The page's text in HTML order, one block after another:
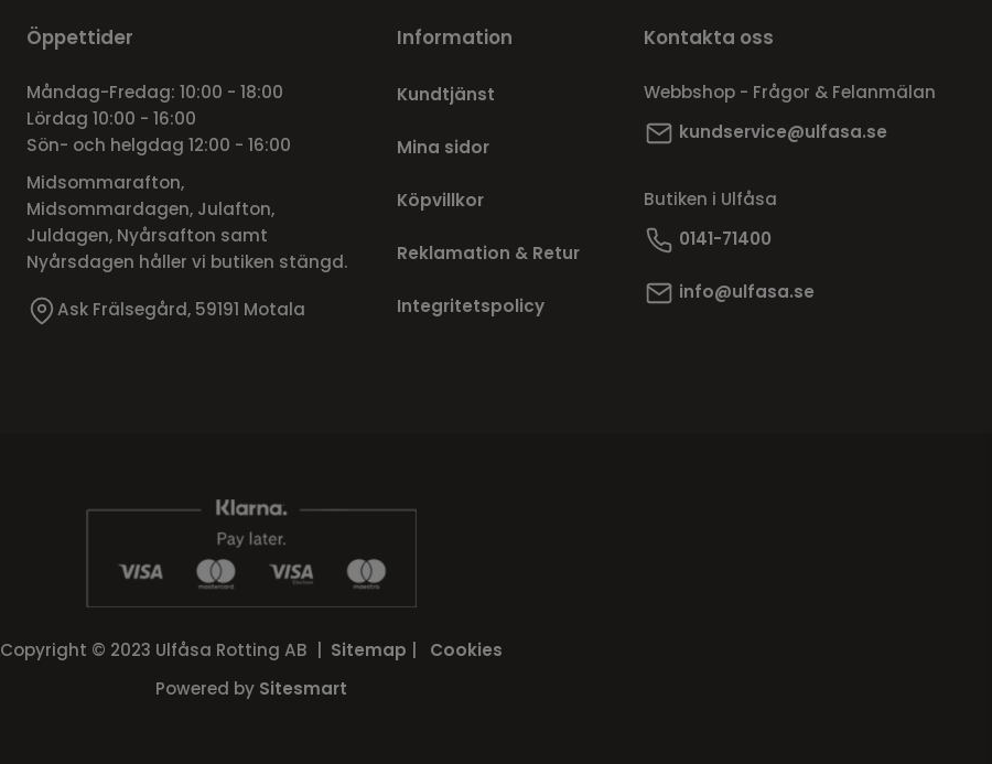
Öppettider
Måndag-Fredag: 10:00 - 18:00
Lördag 10:00 - 16:00
Sön- och helgdag 12:00 - 16:00
Midsommarafton,
Midsommardagen, Julafton,
Juldagen, Nyårsafton samt
Nyårsdagen håller vi butiken stängd.
Ask Frälsegård, 59191 Motala
Information
Kundtjänst
Mina sidor
Köpvillkor
Reklamation & Retur
Integritetspolicy
Kontakta oss
Webbshop - Frågor & Felanmälan
kundservice@ulfasa.se
Butiken i Ulfåsa
0141-71400
info@ulfasa.se
Copyright © 2023 Ulfåsa Rotting AB | Sitemap
Cookies
Powered by Sitesmart